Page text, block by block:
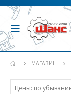
МАГАЗИН